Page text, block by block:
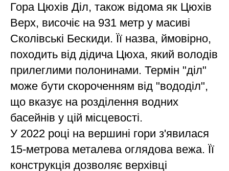
Гора Цюхів Діл, також відома як Цюхів
Верх, височіє на 931 метр у масиві
Сколівські Бескиди. Її назва, ймовірно,
походить від дідича Цюха, який володів
прилеглими полонинами. Термін "діл"
може бути скороченням від "вододіл",
що вказує на розділення водних
басейнів у цій місцевості.
У 2022 році на вершині гори з'явилася
15-метрова металева оглядова вежа. Її
конструкція дозволяє верхівці